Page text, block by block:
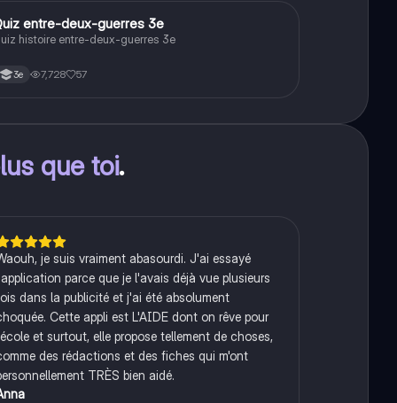
Histoireentre-deux-guerres 3e
histoire entre-deux-guerres 3e
3e 7,728 57
que toi.
je suis vraiment abasourdi. J'ai essayé
parce que je l'avais déjà vue plusieurs
dans la publicité et j'ai été absolument
Cette appli est L'AIDE dont on rêve pour
et surtout, elle propose tellement de choses,
des rédactions et des fiches qui m'ont
TRÈS bien aidé.